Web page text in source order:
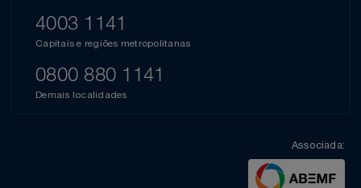
4003 1141
Capitais e regiões metropolitanas
0800 880 1141
Demais localidades
Associada: